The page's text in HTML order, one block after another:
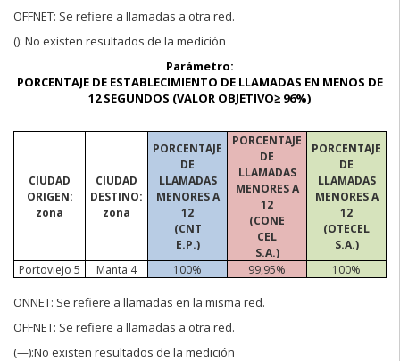
OFFNET: Se refiere a llamadas a otra red.
(): No existen resultados de la medición
Parámetro:
PORCENTAJE DE ESTABLECIMIENTO DE LLAMADAS EN MENOS DE
12 SEGUNDOS (VALOR OBJETIVO≥ 96%)
CIUDAD
ORIGEN:
zona
CIUDAD
DESTINO:
zona
PORCENTAJE
DE
LLAMADAS
MENORES A
12
(CNT
E.P.)
PORCENTAJE
DE
LLAMADAS
MENORES A
12
(CONE
CEL
S.A.)
PORCENTAJE
DE
LLAMADAS
MENORES A
12
(OTECEL
S.A.)
Portoviejo 5
Manta 4 100% 99,95% 100%
ONNET: Se refiere a llamadas en la misma red.
OFFNET: Se refiere a llamadas a otra red.
(—):No existen resultados de la medición